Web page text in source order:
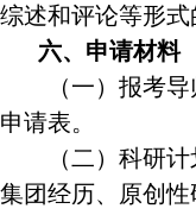
综述和评论等形式
六、申请材料
（一）报考
申请表。
（二）科研
集团经历、原创